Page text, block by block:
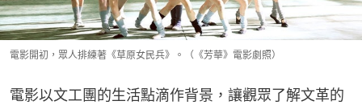
電影開初，眾人排練著《草原女民兵》。（《芳華》電影劇照）
電影以文工團的生活點滴作背景，讓觀眾了解文革的